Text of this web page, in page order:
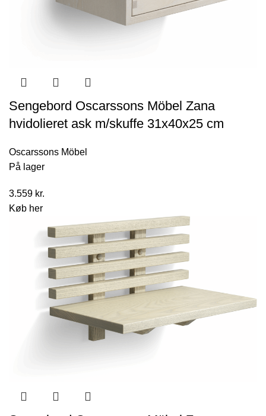
Sengebord Oscarssons Möbel Zana
hvidolieret ask m/skuffe 31x40x25 cm
Oscarssons Möbel
På lager
3.559 kr.
Køb her